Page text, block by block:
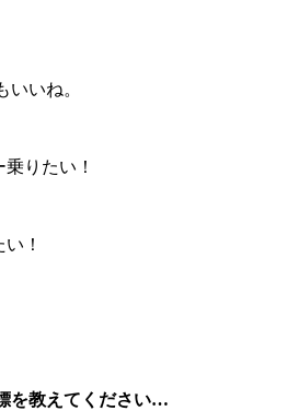
いね。
りたい！
！
を教えてください…